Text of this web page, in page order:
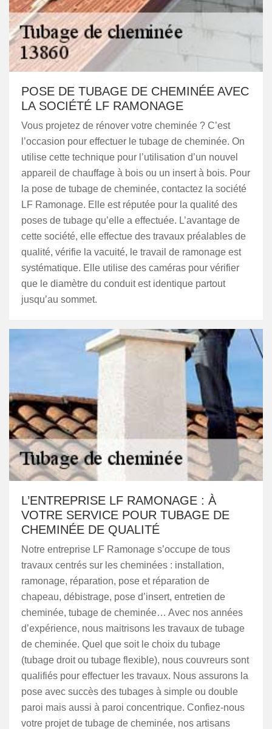
POSE DE TUBAGE DE CHEMINÉE AVEC
LA SOCIÉTÉ LF RAMONAGE
Vous projetez de rénover votre cheminée ? C’est
l’occasion pour effectuer le tubage de cheminée. On
utilise cette technique pour l’utilisation d’un nouvel
appareil de chauffage à bois ou un insert à bois. Pour
la pose de tubage de cheminée, contactez la société
LF Ramonage. Elle est réputée pour la qualité des
poses de tubage qu’elle a effectuée. L’avantage de
cette société, elle effectue des travaux préalables de
qualité, vérifie la vacuité, le travail de ramonage est
systématique. Elle utilise des caméras pour vérifier
que le diamètre du conduit est identique partout
jusqu’au sommet.
L’ENTREPRISE LF RAMONAGE : À
VOTRE SERVICE POUR TUBAGE DE
CHEMINÉE DE QUALITÉ
Notre entreprise LF Ramonage s’occupe de tous
travaux centrés sur les cheminées : installation,
ramonage, réparation, pose et réparation de
chapeau, débistrage, pose d’insert, entretien de
cheminée, tubage de cheminée… Avec nos années
d’expérience, nous maitrisons les travaux de tubage
de cheminée. Quel que soit le choix du tubage
(tubage droit ou tubage flexible), nous couvreurs sont
qualifiés pour effectuer les travaux. Nous assurons la
pose avec succès des tubages à simple ou double
paroi mais aussi à paroi concentrique. Confiez-nous
votre projet de tubage de cheminée, nos artisans